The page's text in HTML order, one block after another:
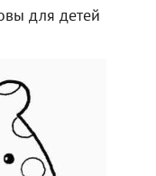
для детей